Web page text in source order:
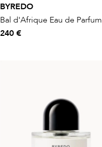
BYREDO
Bal d'Afrique Eau de Parfum
240 €